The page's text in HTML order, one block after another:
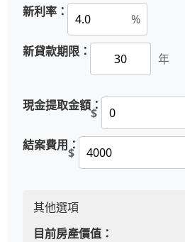
新利率： %
新貸款期限： 年
現金提取金額：
$
結案費用：
$
其他選項
目前房產價值：